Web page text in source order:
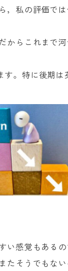
，私の評価で
からこれまで
。特に後期は
い感覚もある
たそうでもな